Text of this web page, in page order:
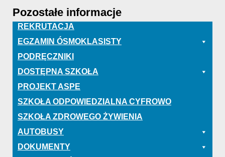
Pozostałe informacje
REKRUTACJA
EGZAMIN ÓSMOKLASISTY
PODRĘCZNIKI
DOSTĘPNA SZKOŁA
PROJEKT ASPE
SZKOŁA ODPOWIEDZIALNA CYFROWO
SZKOŁA ZDROWEGO ŻYWIENIA
AUTOBUSY
DOKUMENTY